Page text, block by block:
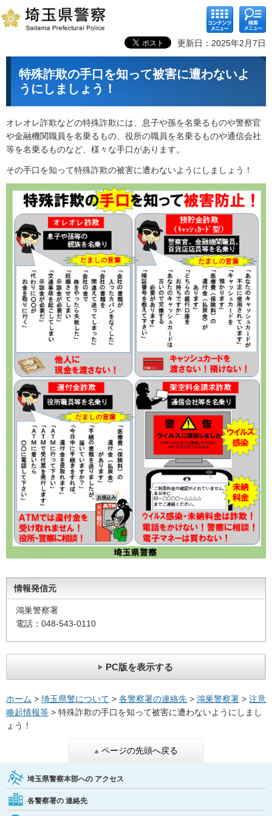
コンテ
ンツメ
ニュー
検索メ
ニュー
更新日：2025年2月7日
特殊詐欺の手口を知って被害に遭わないよ
うにしましょう！
オレオレ詐欺などの特殊詐欺には、息子や孫を名乗るものや警察官
や金融機関職員を名乗るもの、役所の職員を名乗るものや通信会社
等を名乗るものなど、様々な手口があります。
その手口を知って特殊詐欺の被害に遭わないようにしましょう！
情報発信元
鴻巣警察署
電話：048-543-0110
PC版を表示する
ホーム > 埼玉県警について > 各警察署の連絡先 > 鴻巣警察署 > 注意
喚起情報等 > 特殊詐欺の手口を知って被害に遭わないようにしまし
ょう！
ページの先頭へ戻る
埼玉県警察本部への アクセス
各警察署の 連絡先